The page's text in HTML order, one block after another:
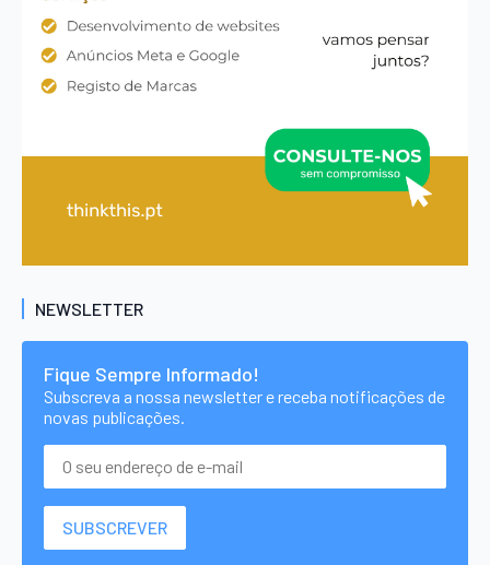
NEWSLETTER
Fique Sempre Informado!
Subscreva a nossa newsletter e receba notificações de
novas publicações.